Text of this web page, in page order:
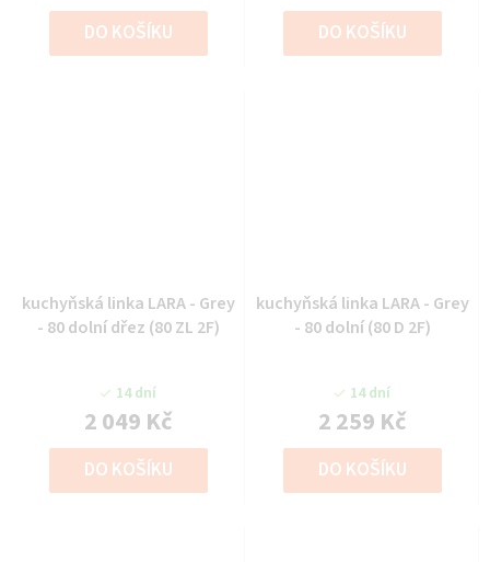
DO KOŠÍKU DO KOŠÍKU
kuchyňská linka LARA - Grey
- 80 dolní dřez (80 ZL 2F)
14 dní
2 049 Kč
DO KOŠÍKU
kuchyňská linka LARA - Grey
- 80 dolní (80 D 2F)
14 dní
2 259 Kč
DO KOŠÍKU